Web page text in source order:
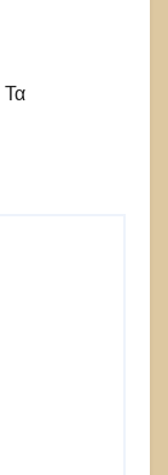
Τα